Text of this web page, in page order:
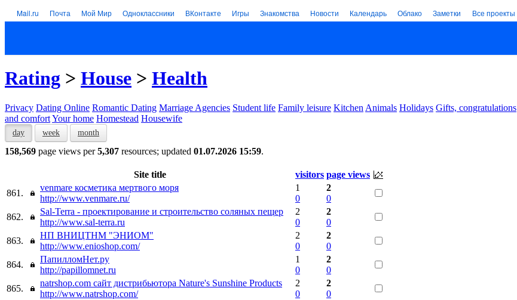
Mail.ru Почта Мой Мир Одноклассники ВКонтакте Игры Знакомства Новости Календарь Облако Заметки Все проекты
Rating > House > Health
Privacy Dating Online Romantic Dating Marriage Agencies Student life Family leisure Kitchen Animals Holidays Gifts, congratulations
and comfortYour home Homestead Housewife
day week month
158,569 page views per5,307 resources; updated 01.07.2026 15:59.
Site title visitors page views
861.
venmare косметика мертвого моря
http://www.venmare.ru/
1
0
2
0
862.
Sal-Terra - проектирование и строительство соляных пещер
http://www.sal-terra.ru
2
0
2
0
863.
НП ВНИЦТНМ "ЭНИОМ"
http://www.enioshop.com/
2
0
2
0
864.
ПапилломНет.ру
http://papillomnet.ru
1
0
2
0
865.
natrshop.com сайт дистрибьютора Nature's Sunshine Products
http://www.natrshop.com/
2
0
2
0